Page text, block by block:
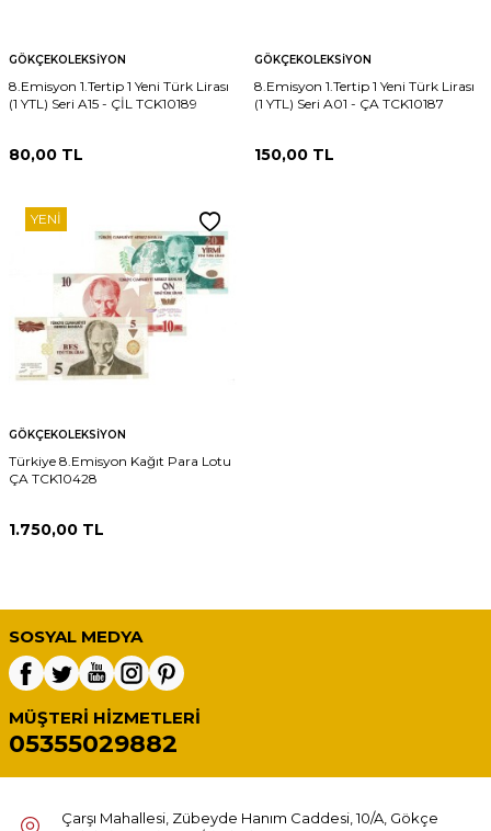
GÖKÇEKOLEKSIYON
8.Emisyon 1.Tertip 1 Yeni Türk Lirası
(1 YTL) Seri A15 - ÇİL TCK10189
80,00 TL
GÖKÇEKOLEKSIYON
8.Emisyon 1.Tertip 1 Yeni Türk Lirası
(1 YTL) Seri A01 - ÇA TCK10187
150,00 TL
YENI
GÖKÇEKOLEKSIYON
Türkiye 8.Emisyon Kağıt Para Lotu
ÇA TCK10428
1.750,00 TL
SOSYAL MEDYA
MÜŞTERI HIZMETLERI
05355029882
Çarşı Mahallesi, Zübeyde Hanım Caddesi, 10/A, Gökçe